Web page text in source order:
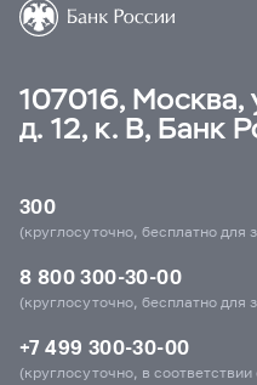
107016, Москва,
д. 12, к. В, Банк
300
(круглосуточно, бесплатно для
8 800 300-30-00
(круглосуточно, бесплатно для
+7 499 300-30-00
(круглосуточно, в